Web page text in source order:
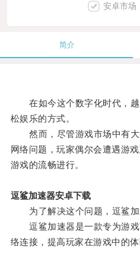
安卓市场
简介
在如今这个数字化时代，越
松娱乐的方式。
然而，尽管游戏市场中有大
网络问题，玩家偶尔会遭遇游
游戏的流畅进行。
逗鲨加速器安卓下载
为了解决这个问题，逗鲨加
逗鲨加速器是一款专为游戏
络连接，提高玩家在游戏中的体